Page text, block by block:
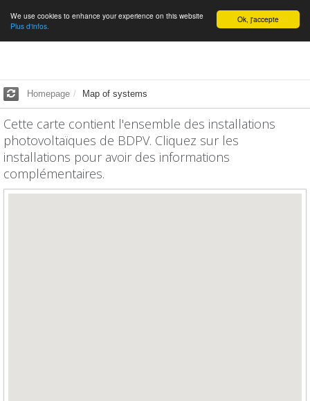
English Ok, j'accepte
We use cookies to enhance your experience on this website
Plus d'infos.
Homepage Map of systems
Cette carte contient l'ensemble des installations
photovoltaïques de BDPV. Cliquez sur les
installations pour avoir des informations
complémentaires.